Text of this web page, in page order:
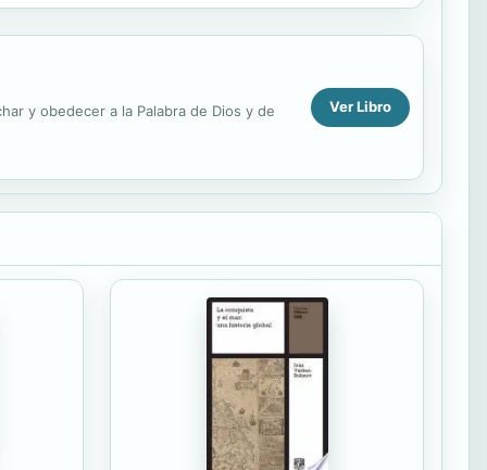
y obedecer a la Palabra de Dios y de Ver Libro